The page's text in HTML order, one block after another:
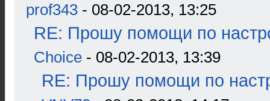
prof343 - 08-02-2013, 13:25
RE: Прошу помощи по
Choice - 08-02-2013, 13:39
RE: Прошу помощи по